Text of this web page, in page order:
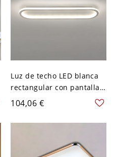
Luz de techo LED blanca
rectangular con pantalla
acrílica - Blanco 110 A 120
V 30,48 cm
104,06 €